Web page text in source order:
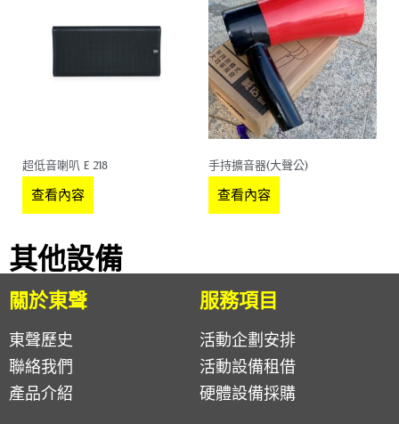
超低音喇叭 E 218
查看內容
手持擴音器(大聲公)
查看內容
其他設備
關於東聲
東聲歷史
聯絡我們
產品介紹
服務項目
活動企劃安排
活動設備租借
硬體設備採購